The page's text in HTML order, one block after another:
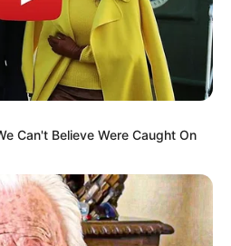
Ruas yang wajib ditandai
Can't Believe Were Caught On